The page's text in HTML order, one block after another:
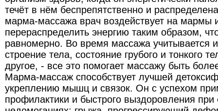
течёт в нём беспрепятственно и
марма-массажа врач воздействует на мармы
перераспределить энергию таким образом,
равномерно. Во время массажа учитывается
строение тела, состояние грубого и тонкого
другое, - все это помогает массажу быть
Марма-массаж способствует лучшей
укреплению мышц и связок. Он с успехом
профилактики и быстрого выздоровления